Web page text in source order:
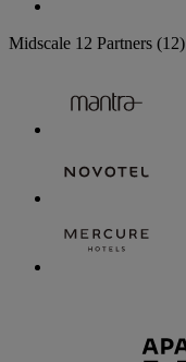
Midscale 12 Partners (12)